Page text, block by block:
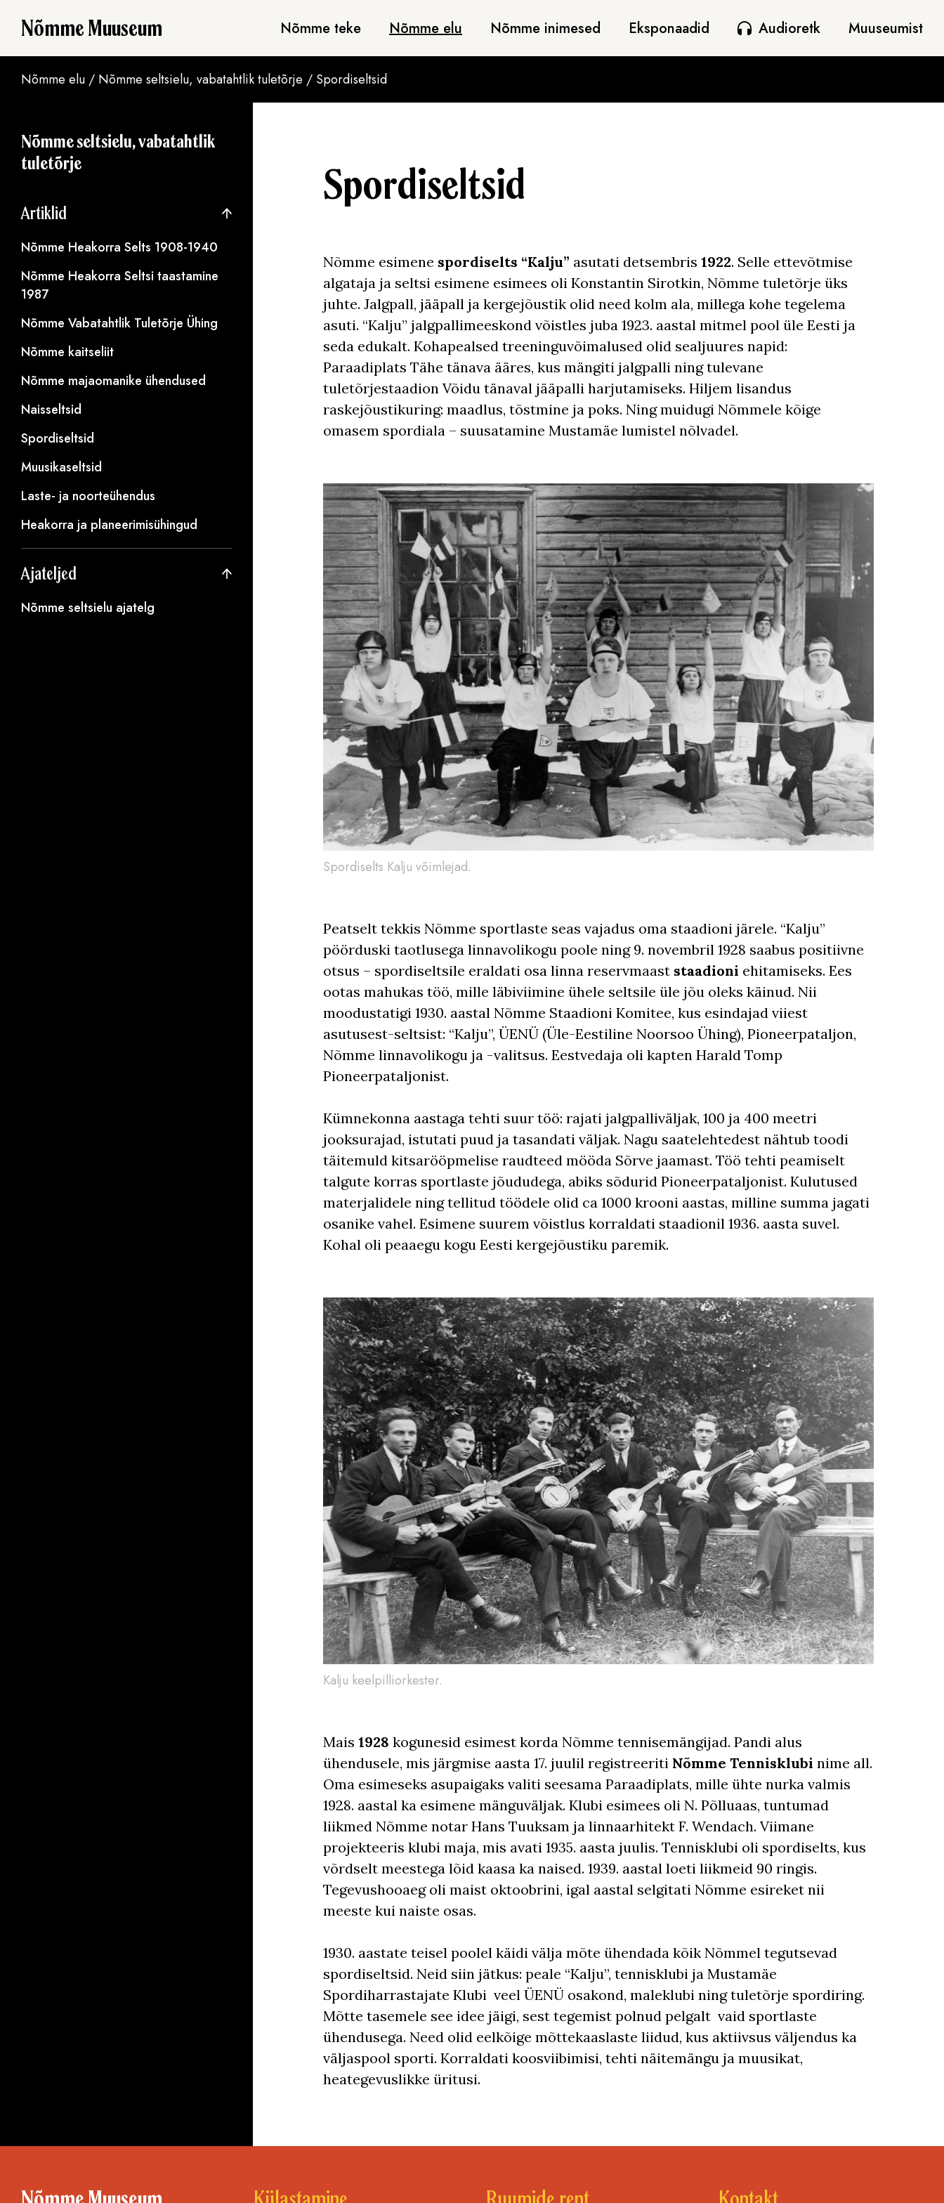
Nõmme Muuseum Nõmme teke Nõmme elu Nõmme inimesed Eksponaadid Audioretk Muuseumist
Nõmme elu / Nõmme seltsielu, vabatahtlik tuletõrje / Spordiseltsid
Nõmme seltsielu, vabatahtlik
tuletõrje
Artiklid
Nõmme Heakorra Selts 1908-1940
Nõmme Heakorra Seltsi taastamine
1987
Nõmme Vabatahtlik Tuletõrje Ühing
Nõmme kaitseliit
Nõmme majaomanike ühendused
Naisseltsid
Spordiseltsid
Muusikaseltsid
Laste- ja noorteühendus
Heakorra ja planeerimisühingud
Ajateljed
Nõmme seltsielu ajatelg
Spordiseltsid
Nõmme esimene spordiselts “Kalju” asutati detsembris 1922. Selle ettevõtmise
algataja ja seltsi esimene esimees oli Konstantin Sirotkin, Nõmme tuletõrje üks
juhte. Jalgpall, jääpall ja kergejõustik olid need kolm ala, millega kohe tegelema
asuti. “Kalju” jalgpallimeeskond võistles juba 1923. aastal mitmel pool üle Eesti ja
seda edukalt. Kohapealsed treeninguvõimalused olid sealjuures napid:
Paraadiplats Tähe tänava ääres, kus mängiti jalgpalli ning tulevane
tuletõrjestaadion Võidu tänaval jääpalli harjutamiseks. Hiljem lisandus
raskejõustikuring: maadlus, tõstmine ja poks. Ning muidugi Nõmmele kõige
omasem spordiala – suusatamine Mustamäe lumistel nõlvadel.
Spordiselts Kalju võimlejad.
Peatselt tekkis Nõmme sportlaste seas vajadus oma staadioni järele. “Kalju”
pöörduski taotlusega linnavolikogu poole ning 9. novembril 1928 saabus positiivne
otsus – spordiseltsile eraldati osa linna reservmaast staadioni ehitamiseks. Ees
ootas mahukas töö, mille läbiviimine ühele seltsile üle jõu oleks käinud. Nii
moodustatigi 1930. aastal Nõmme Staadioni Komitee, kus esindajad viiest
asutusest-seltsist: “Kalju”, ÜENÜ (Üle-Eestiline Noorsoo Ühing), Pioneerpataljon,
Nõmme linnavolikogu ja -valitsus. Eestvedaja oli kapten Harald Tomp
Pioneerpataljonist.
Kümnekonna aastaga tehti suur töö: rajati jalgpalliväljak, 100 ja 400 meetri
jooksurajad, istutati puud ja tasandati väljak. Nagu saatelehtedest nähtub toodi
täitemuld kitsarööpmelise raudteed mööda Sõrve jaamast. Töö tehti peamiselt
talgute korras sportlaste jõududega, abiks sõdurid Pioneerpataljonist. Kulutused
materjalidele ning tellitud töödele olid ca 1000 krooni aastas, milline summa jagati
osanike vahel. Esimene suurem võistlus korraldati staadionil 1936. aasta suvel.
Kohal oli peaaegu kogu Eesti kergejõustiku paremik.
Kalju keelpilliorkester.
Mais 1928 kogunesid esimest korda Nõmme tennisemängijad. Pandi alus
ühendusele, mis järgmise aasta 17. juulil registreeriti Nõmme Tennisklubi nime all.
Oma esimeseks asupaigaks valiti seesama Paraadiplats, mille ühte nurka valmis
1928. aastal ka esimene mänguväljak. Klubi esimees oli N. Põlluaas, tuntumad
liikmed Nõmme notar Hans Tuuksam ja linnaarhitekt F. Wendach. Viimane
projekteeris klubi maja, mis avati 1935. aasta juulis. Tennisklubi oli spordiselts, kus
võrdselt meestega lõid kaasa ka naised. 1939. aastal loeti liikmeid 90 ringis.
Tegevushooaeg oli maist oktoobrini, igal aastal selgitati Nõmme esireket nii
meeste kui naiste osas.
1930. aastate teisel poolel käidi välja mõte ühendada kõik Nõmmel tegutsevad
spordiseltsid. Neid siin jätkus: peale “Kalju”, tennisklubi ja Mustamäe
Spordiharrastajate Klubi veel ÜENÜ osakond, maleklubi ning tuletõrje spordiring.
Mõtte tasemele see idee jäigi, sest tegemist polnud pelgalt vaid sportlaste
ühendusega. Need olid eelkõige mõttekaaslaste liidud, kus aktiivsus väljendus ka
väljaspool sporti. Korraldati koosviibimisi, tehti näitemängu ja muusikat,
heategevuslikke üritusi.